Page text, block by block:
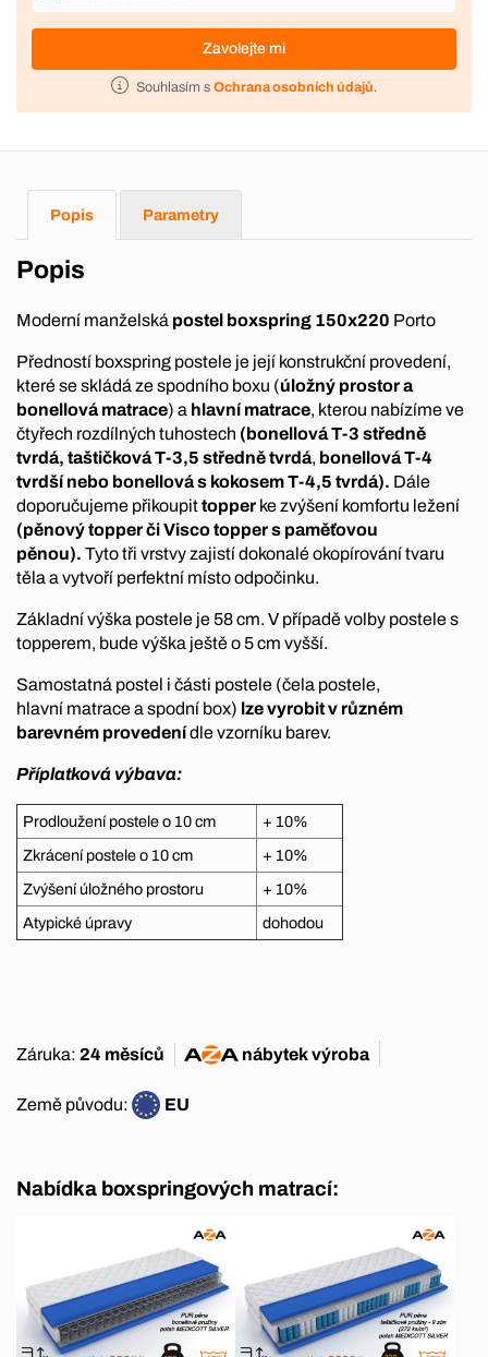
Zavolejte mi
Souhlasím s Ochrana osobních údajů.
Popis Parametry
Popis
Moderní manželská postel boxspring 150x220 Porto
Předností boxspring postele je její konstrukční provedení,
které se skládá ze spodního boxu (úložný prostor a
bonellová matrace) a hlavní matrace, kterou nabízíme ve
čtyřech rozdílných tuhostech (bonellová T-3 středně
tvrdá, taštičková T-3,5 středně tvrdá, bonellová T-4
tvrdší nebo bonellová s kokosem T-4,5 tvrdá). Dále
doporučujeme přikoupittopper ke zvýšení komfortu ležení
(pěnový topper či Visco topper s paměťovou
pěnou). Tyto tři vrstvy zajistí dokonalé okopírování tvaru
těla a vytvoří perfektní místo odpočinku.
Základní výška postele je 58 cm. V případě volby postele s
topperem, bude výška ještě o 5 cm vyšší.
Samostatná postel i části postele (čela postele,
hlavní matrace a spodní box) lze vyrobit v různém
barevném provedenídle vzorníku barev.
Příplatková výbava:
Prodloužení postele o 10 cm
+ 10%
Zkrácení postele o 10 cm
+ 10%
Zvýšení úložného prostoru
+ 10%
Atypické úpravy
dohodou
Záruka: 24 měsíců nábytekvýroba
Země původu: EU
Nabídka boxspringových matrací: